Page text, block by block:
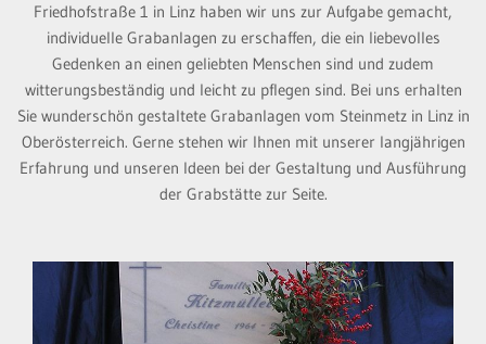
Friedhofstraße 1 in Linz haben wir uns zur Aufgabe gemacht,
individuelle Grabanlagen zu erschaffen, die ein liebevolles
Gedenken an einen geliebten Menschen sind und zudem
witterungsbeständig und leicht zu pflegen sind. Bei uns erhalten
Sie wunderschön gestaltete Grabanlagen vom Steinmetz in Linz in
Oberösterreich. Gerne stehen wir Ihnen mit unserer langjährigen
Erfahrung und unseren Ideen bei der Gestaltung und Ausführung
der Grabstätte zur Seite.